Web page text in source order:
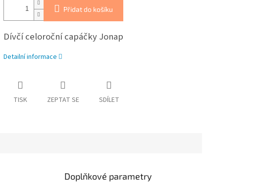
Přidat do košíku
Dívčí celoroční capáčky Jonap
Detailní informace
TISK ZEPTAT SE SDÍLET
Doplňkové parametry